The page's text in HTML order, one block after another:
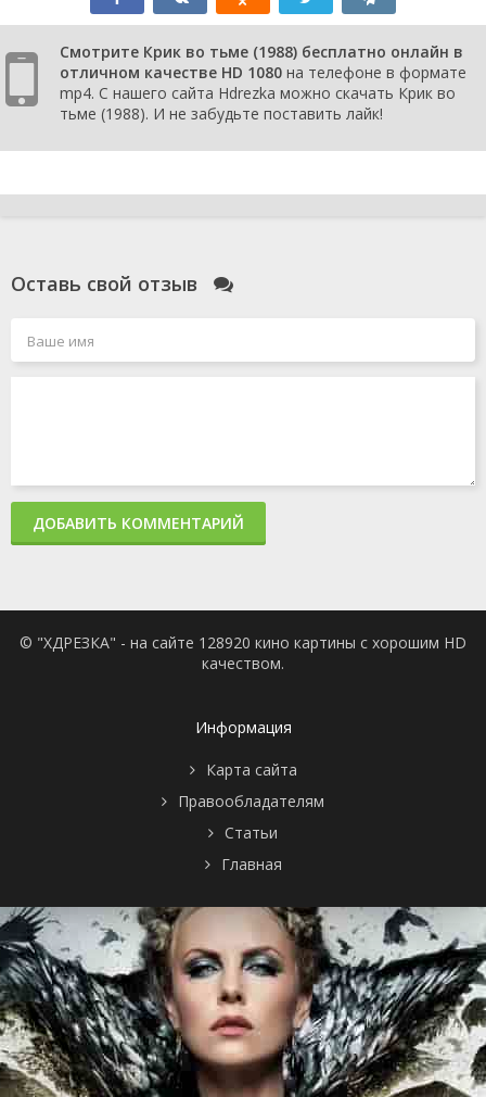
Смотрите Крик во тьме (1988) бесплатно онлайн в
отличном качестве HD 1080 на телефоне в формате
mp4. С нашего сайта Hdrezka можно скачать Крик во
тьме (1988). И не забудьте поставить лайк!
Оставь свой отзыв
ДОБАВИТЬ КОММЕНТАРИЙ
© "ХДРЕЗКА" - на сайте 128920 кино картины с хорошим HD
качеством.
Информация
Карта сайта
Правообладателям
Статьи
Главная